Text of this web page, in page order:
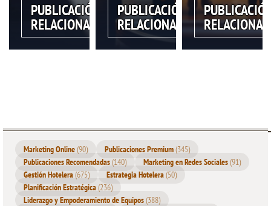
PUBLICACIÓN
RELACIONADA
PUBLICACIÓN
RELACIONADA
Marketing Online(90) Publicaciones Premium(345)
Publicaciones Recomendadas(140) Marketing en Redes Sociales(91)
Gestión Hotelera(675) Estrategia Hotelera(50)
Planificación Estratégica(236)
Liderazgo y Empoderamiento de Equipos(388)